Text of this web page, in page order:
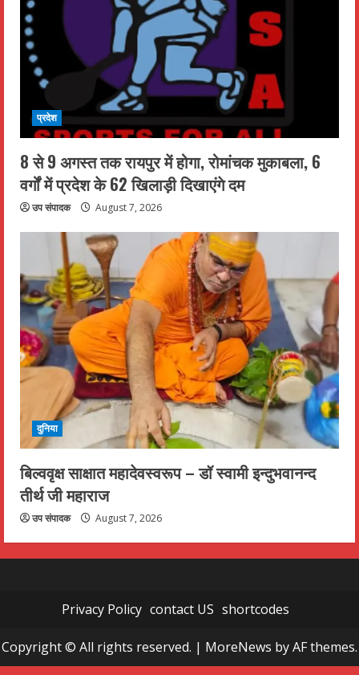
प्रदेश
8 से 9 अगस्त तक रायपुर में होगा, रोमांचक मुकाबला, 6
वर्गों में प्रदेश के 62 खिलाड़ी दिखाएंगे दम
उप संपादक August 7, 2026
दुनिया
बिल्ववृक्ष साक्षात महादेवस्वरूप – डॉ स्वामी इन्दुभवानन्द
तीर्थ जी महाराज
उप संपादक August 7, 2026
Privacy Policy contact US shortcodes
Copyright © All rights reserved. | MoreNews by AF themes.